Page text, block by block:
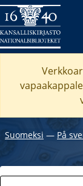
Suomeksi ― På